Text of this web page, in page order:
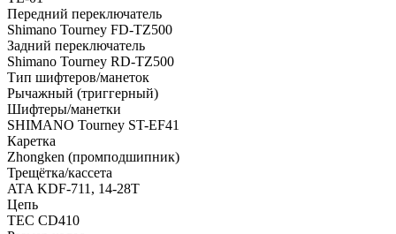
Передний переключатель
Shimano Tourney FD-TZ500
Задний переключатель
Shimano Tourney RD-TZ500
Тип шифтеров/манеток
Рычажный (триггерный)
Шифтеры/манетки
SHIMANO Tourney ST-EF41
Каретка
Zhongken (промподшипник)
Трещётка/кассета
ATA KDF-711, 14-28T
Цепь
TEC CD410